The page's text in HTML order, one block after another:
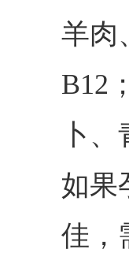
羊肉
B12
卜
如果
佳，